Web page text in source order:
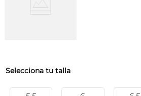
talla